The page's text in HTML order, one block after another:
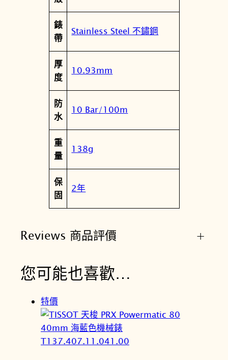
0
9
.
數
量
錶
帶
Stainless Steel 不鏽鋼
厚
度
10.93mm
防
水
10 Bar/100m
重
量
138g
保
固
2年
Reviews 商品評價 +
您可能也喜歡…
特價